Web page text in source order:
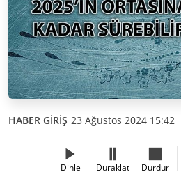
HABER GİRİŞ 23 Ağustos 2024 15:42
Dinle Duraklat Durdur